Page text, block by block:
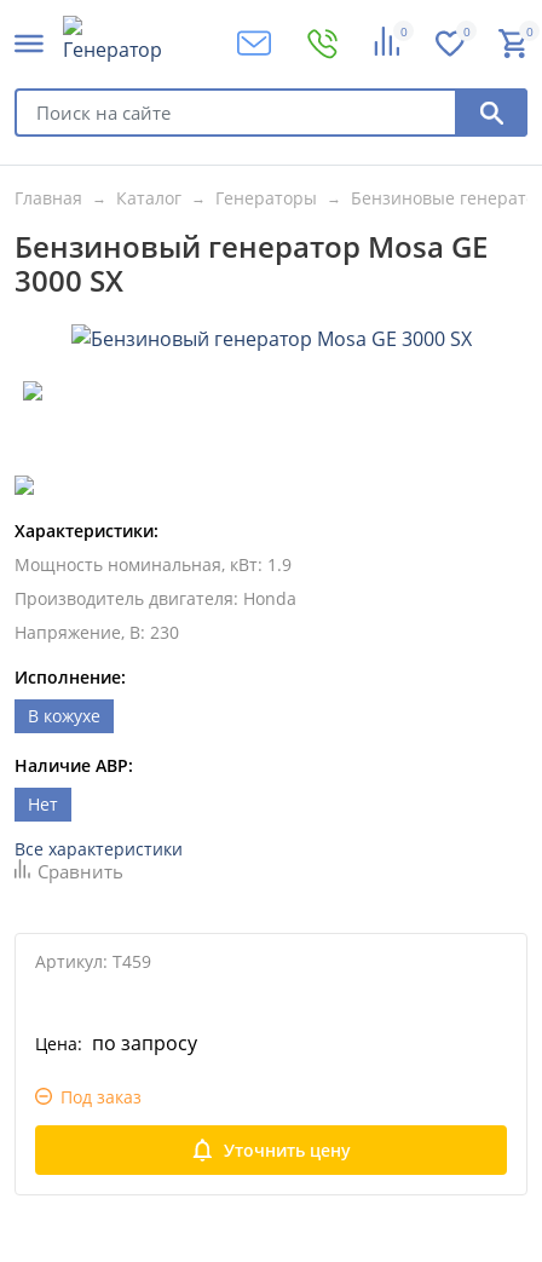
0 0 0
Главная Каталог Генераторы Бензиновые
Бензиновый генератор Mosa GE
3000 SX
Характеристики:
Мощность номинальная, кВт: 1.9
Производитель двигателя: Honda
Напряжение, В: 230
Исполнение:
В кожухе
Наличие АВР:
Нет
Все характеристики
Сравнить
Артикул: T459
Цена: по запросу
Под заказ
Уточнить цену